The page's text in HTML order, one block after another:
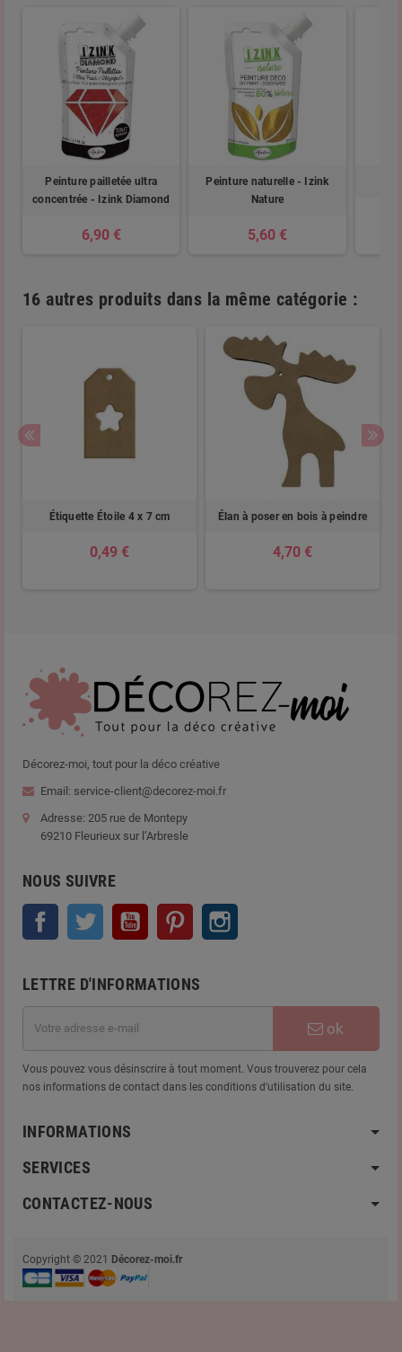
Peinture pailletée ultra
concentrée - Izink Diamond
6,90 €
Peinture naturelle - Izink
Nature
5,60 €
16 autres produits dans la même catégorie :
Étiquette Étoile 4 x 7 cm
0,49 €
Élan à poser en bois à peindre
4,70 €
Décorez-moi, tout pour la déco créative
Email: service-client@decorez-moi.fr
Adresse: 205 rue de Montepy
69210 Fleurieux sur l’Arbresle
NOUS SUIVRE
Facebook Twitter YouTube Pinterest
LETTRE D'INFORMATIONS
ok
Vous pouvez vous désinscrire à tout moment. Vous trouverez pour cela
nos informations de contact dans les conditions d'utilisation du site.
INFORMATIONS
SERVICES
CONTACTEZ-NOUS
Copyright © 2021 Décorez-moi.fr